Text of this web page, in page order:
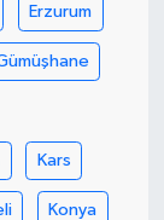
Erzurum
Kars
Konya